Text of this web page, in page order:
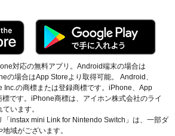
対応の無料アプリ。Android端末の場合は
の場合はApp Storeより取得可能。 Android、
Inc.の商標または登録商標です。iPhone、App
です。iPhone商標は、アイホン株式会社のライ
います。
「instax mini Link for Nintendo Switch」は、一部ダ
域がございます。